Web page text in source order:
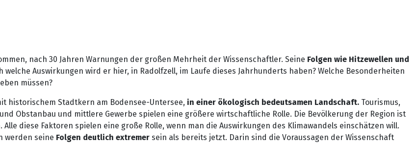
nach 30 Jahren Warnungen der großen Mehrheit der Wissenschaftler. Seine Folgen wie Hitzewellen und
Auswirkungen wird er hier, in Radolfzell, im Laufe dieses Jahrhunderts haben? Welche Besonderheiten
müssen?
historischem Stadtkern am Bodensee-Untersee, in einer ökologisch bedeutsamen Landschaft. Tourismus,
Obstanbau und mittlere Gewerbe spielen eine größere wirtschaftliche Rolle. Die Bevölkerung der Region ist
diese Faktoren spielen eine große Rolle, wenn man die Auswirkungen des Klimawandels einschätzen will.
werden seine Folgen deutlich extremer sein als bereits jetzt. Darin sind die Voraussagen der Wissenschaft